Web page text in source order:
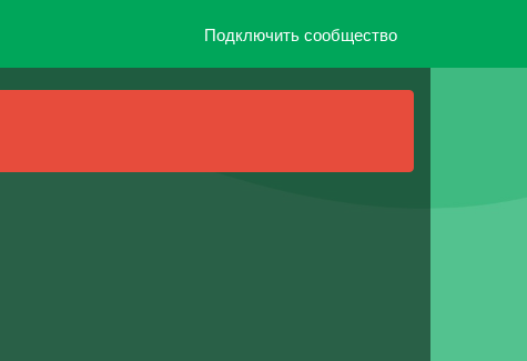
Подключить сообщество